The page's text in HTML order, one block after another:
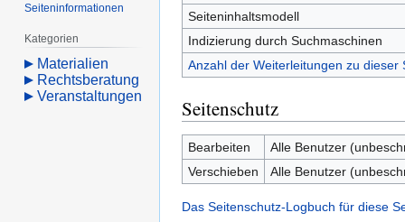
Seiteninhaltsmodell
Indizierung durch Suchmaschinen
Anzahl der Weiterleitungen zu dieser
Seitenschutz
Bearbeiten
Alle Benutzer
Verschieben
Alle Benutzer
Das Seitenschutz-Logbuch für diese
Seiten­­informationen
Kategorien
Materialien
Rechtsberatung
Veranstaltungen